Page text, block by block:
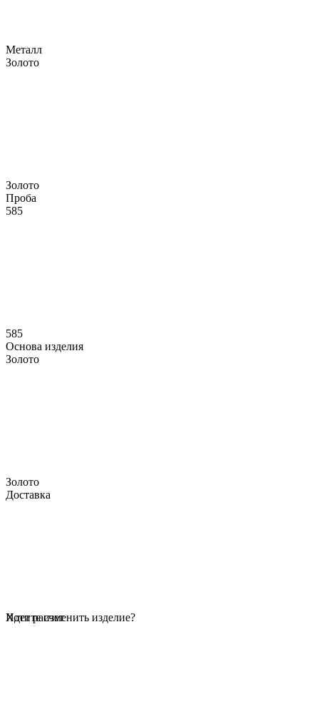
Металл
Золото
Золото
Проба
585
585
Основа изделия
Золото
Золото
Доставка
Идет расчет
Хотите изменить изделие?